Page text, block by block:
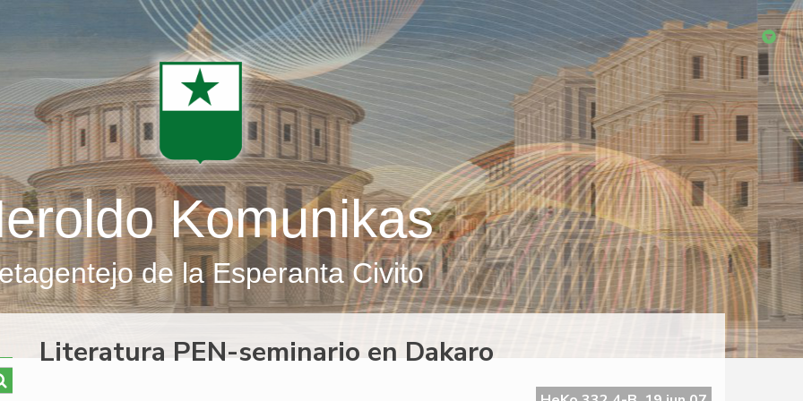
Komunikas
de la Esperanta Civito
Literatura PEN-seminario en Dakaro